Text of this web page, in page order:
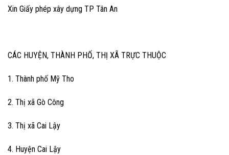
Xin Giấy phép xây dựng TP Tân An
CÁC HUYỆN, THÀNH PHỐ, THỊ XÃ TRỰC THUỘC
1. Thành phố Mỹ Tho
2. Thị xã Gò Công
3. Thị xã Cai Lậy
4. Huyện Cai Lậy